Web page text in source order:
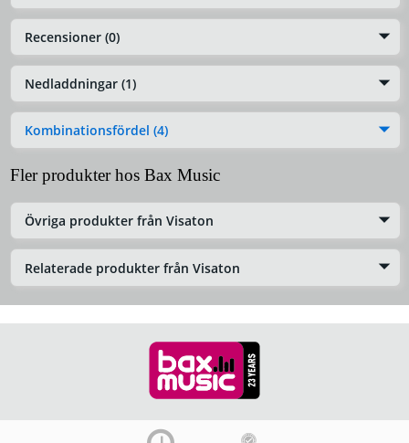
Recensioner (0)
Nedladdningar (1)
Kombinationsfördel (4)
Fler produkter hos Bax Music
Övriga produkter från Visaton
Relaterade produkter från Visaton